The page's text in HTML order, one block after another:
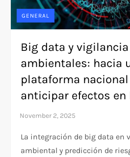
GENERAL
Big data y
ambientales: hacia
plataforma
anticipar efectos en
La integración de big data en
ambiental y predicción de